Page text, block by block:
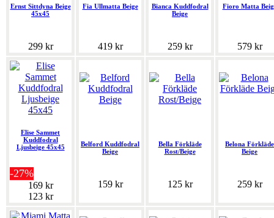
Ernst Sittdyna Beige
45x45
299 kr
Fia Ullmatta Beige
419 kr
Bianca Kuddfodral
Beige
259 kr
Fioro Matta
579 kr
Elise Sammet
Kuddfodral
Ljusbeige 45x45
-27%
169 kr
123 kr
Belford Kuddfodral
Beige
159 kr
Bella Förkläde
Rost/Beige
125 kr
Belona Förkläde
Beige
259 kr